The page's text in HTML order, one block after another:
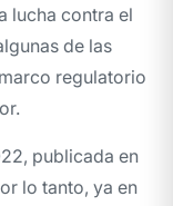
lucha contra el
de las
regulatorio
publicada en
lo tanto, ya en